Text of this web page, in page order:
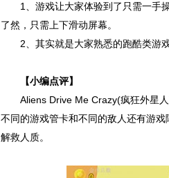
1、游戏让大家体验到了只需一手操
了然，只需上下滑动屏幕。
2、其实就是大家熟悉的跑酷类游戏
【小编点评】
Aliens Drive Me Crazy(疯狂外星人
不同的游戏管卡和不同的敌人还有游
解救人质。